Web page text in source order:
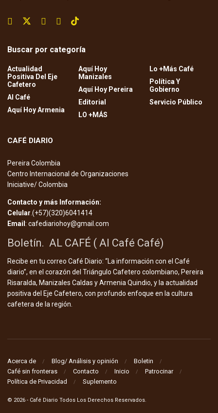
Buscar por categoría
Actualidad
Positiva Del Eje
Cafetero
Al Café
Aquí Hoy Armenia
Aquí Hoy
Manizales
Aquí Hoy Pereira
Editorial
LO +MÁS
Lo +Más Café
Política Y
Gobierno
Servicio Público
CAFÉ DIARIO
Pereira Colombia
Centro Internacional de Organizaciones
Iniciative/ Colombia
Contacto y más Información:
Celular .(+57)(320)6041414
Email : cafediariohoy@gmail.com
Boletín. AL CAFÉ ( Al Café Café)
Recibe en tu correo Café Diario: “La información con el Café
diario”, en el corazón del Triángulo Cafetero colombiano, Pereira
Risaralda, Manizales Caldas y Armenia Quindio, y la actualidad
positiva del Eje Cafetero, con profundo enfoque en la cultura
cafetera de la región.
Acerca de Blog/ Análisis y opinión
Boletin
Café sin fronteras
Contacto Inicio
Patrocinar
Política de Privacidad
Suplemento
© 2026 - Café Diario Todos Los Derechos Reservados.